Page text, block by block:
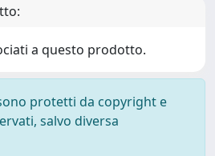
a questo prodotto.
protetti da copyright e
salvo diversa